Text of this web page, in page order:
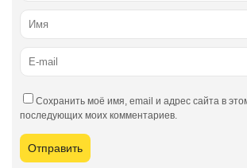
Сохранить моё имя, email и адрес сайта в
последующих моих комментариев.